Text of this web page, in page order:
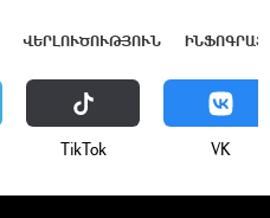
ՎԵՐԼՈՒԾՈՒԹՅՈՒՆ
ТikТоk VK